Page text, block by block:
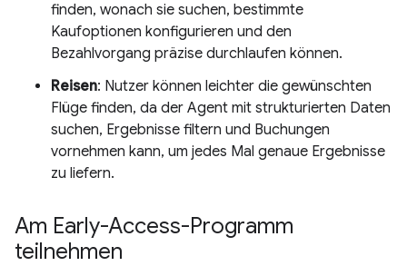
finden, wonach sie suchen, bestimmte
Kaufoptionen konfigurieren und den
Bezahlvorgang präzise durchlaufen können.
Reisen: Nutzer können leichter die gewünschten
Flüge finden, da der Agent mit strukturierten Daten
suchen, Ergebnisse filtern und Buchungen
vornehmen kann, um jedes Mal genaue Ergebnisse
zu liefern.
Am Early-Access-Programm
teilnehmen